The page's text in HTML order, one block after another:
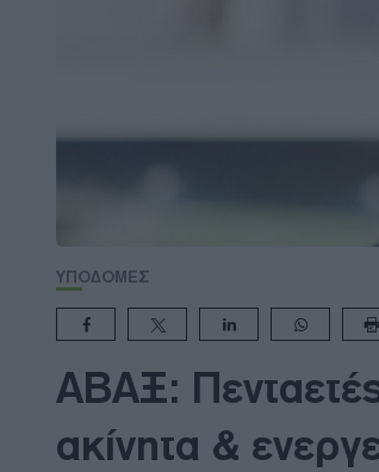
ΥΠΟΔΟΜΕΣ
ΑΒΑΞ:
ακίνητα &